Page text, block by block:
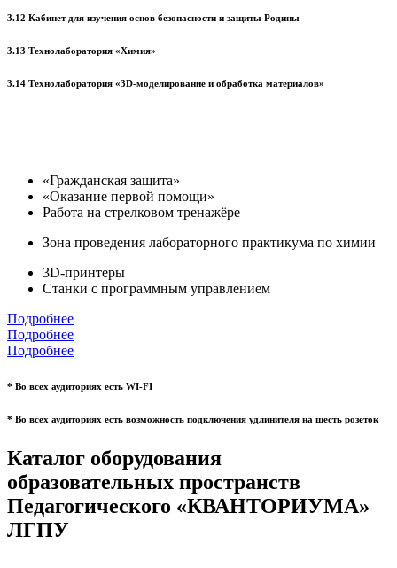
3.12 Кабинет для изучения основ безопасности и защиты Родины
3.13 Технолаборатория «Химия»
3.14 Технолаборатория «3D-моделирование и обработка материалов»
«Гражданская защита»
«Оказание первой помощи»
Работа на стрелковом тренажёре
Зона проведения лабораторного практикума по химии
3D-принтеры
Станки с программным управлением
Подробнее
Подробнее
Подробнее
* Во всех аудиториях есть WI-FI
* Во всех аудиториях есть возможность подключения удлинителя на шесть розеток
Каталог оборудования
образовательных пространств
Педагогического «КВАНТОРИУМА»
ЛГПУ